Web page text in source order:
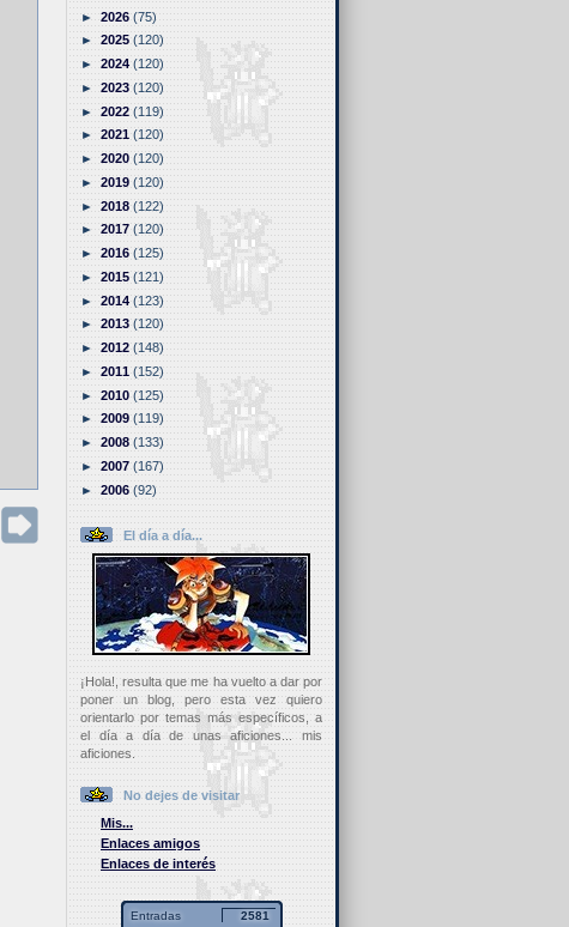
►2026(75)
►2025(120)
►2024(120)
►2023(120)
►2022(119)
►2021(120)
►2020(120)
►2019(120)
►2018(122)
►2017(120)
►2016(125)
►2015(121)
►2014(123)
►2013(120)
►2012(148)
►2011(152)
►2010(125)
►2009(119)
►2008(133)
►2007(167)
►2006(92)
El día a día...
¡Hola!, resulta que me ha vuelto a dar por
poner un blog, pero esta vez quiero
orientarlo por temas más específicos, a
el día a día de unas aficiones... mis
aficiones.
No dejes de visitar
Mis...
Enlaces amigos
Enlaces de interés
Entradas 2581